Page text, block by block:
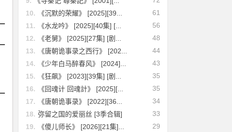
61
10.
《沉默的荣耀》 [2025][39...
56
11.
《水龙吟》 [2025][40集] [...
48
12.
《老舅》 [2025][27集] [剧...
44
13.
《唐朝诡事录之西行》 [202...
43
14.
《少年白马醉春风》 [2024]...
35
15.
《狂飙》 [2023][39集] [剧...
35
16.
《回魂计 回魂計》 [2025][...
34
17.
《唐朝诡事录》 [2022][36...
33
18. 弥留之国的爱丽丝 [3季合辑]
29
19.
《傻儿师长》 [2026][21集]...